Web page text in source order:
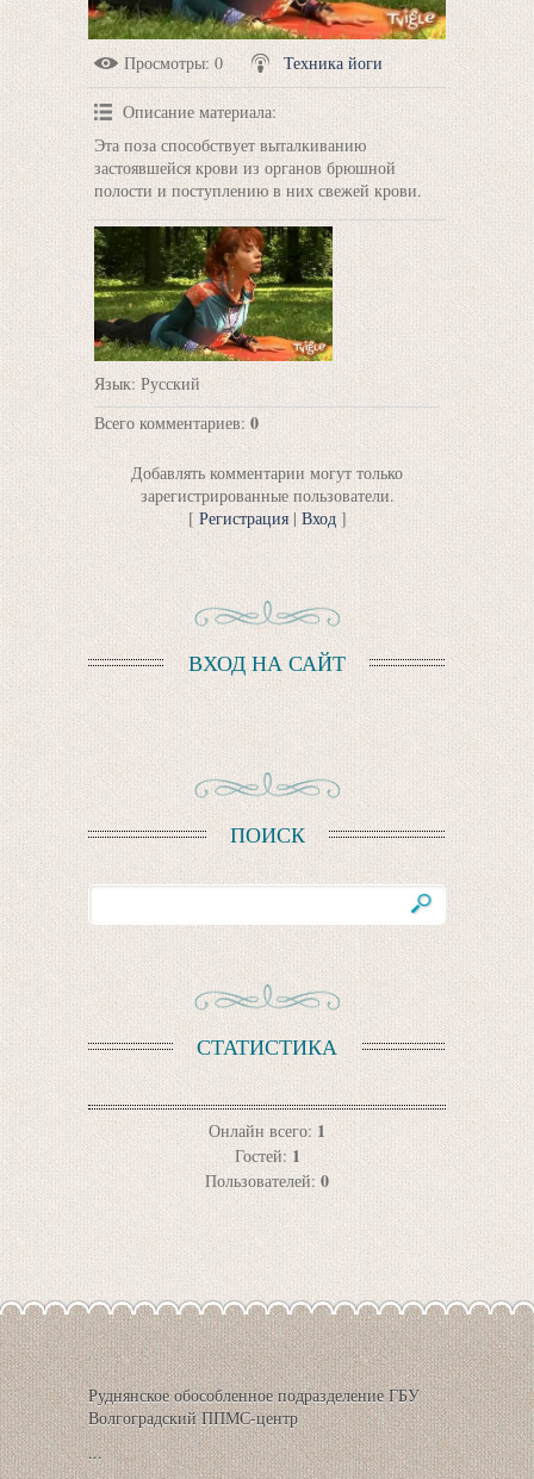
Просмотры: 0 Техника йоги
Описание материала:
Эта поза способствует выталкиванию
застоявшейся крови из органов брюшной
полости и поступлению в них свежей крови.
Язык: Русский
Всего комментариев: 0
Добавлять комментарии могут только
зарегистрированные пользователи.
[ Регистрация|Вход]
ВХОД НА САЙТ
ПОИСК
СТАТИСТИКА
Онлайн всего: 1
Гостей: 1
Пользователей: 0
Руднянское обособленное подразделение ГБУ
Волгоградский ППМС-центр
...